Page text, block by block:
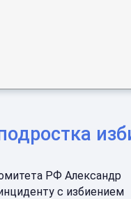
РФ Александр
с избиением